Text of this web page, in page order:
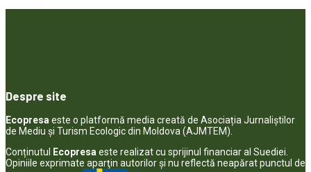
Despre site
Ecopresa este o platformă media creată de Asociația Jurnaliștilor
de Mediu și Turism Ecologic din Moldova (AJMTEM).
Conținutul Ecopresa este realizat cu sprijinul financiar al Suediei.
Opiniile exprimate aparţin autorilor şi nu reflectă neapărat punctul de